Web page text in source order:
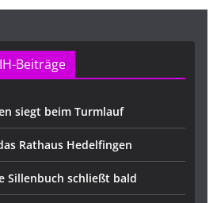
Beiträge
siegt beim Turmlauf
Rathaus Hedelfingen
Sillenbuch schließt bald